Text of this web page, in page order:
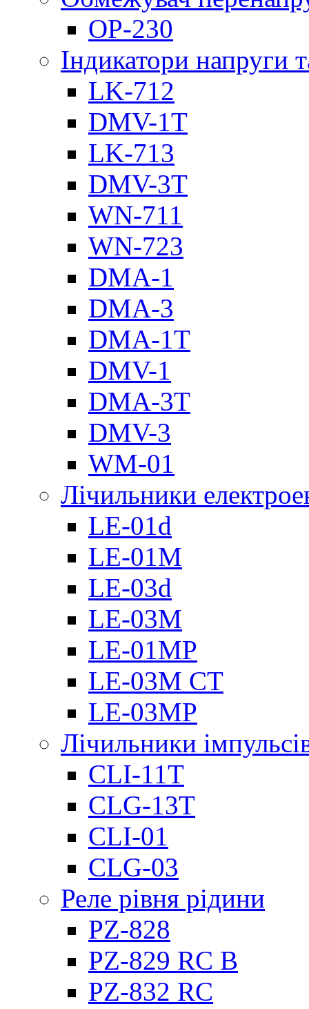
OP-230
Індикатори напруги
LK-712
DMV-1T
LK-713
DMV-3T
WN-711
WN-723
DMA-1
DMA-3
DMA-1T
DMV-1
DMА-3T
DMV-3
WM-01
Лічильники
LE-01d
LE-01M
LE-03d
LE-03M
LE-01MP
LE-03M CT
LE-03MP
Лічильники
CLI-11T
CLG-13T
CLI-01
CLG-03
Реле рівня рідини
PZ-828
PZ-829 RC B
PZ-832 RC